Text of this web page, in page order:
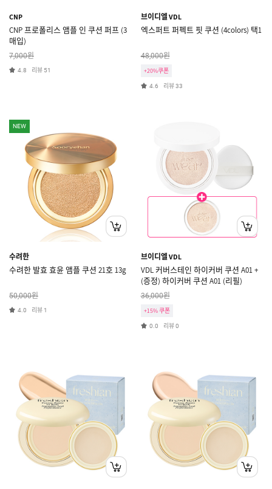
CNP
CNP 프로폴리스 앰플 인 쿠션 퍼프 (3
매입)
7,000원
4.8 리뷰 51
브이디엘 VDL
엑스퍼트 퍼펙트 핏 쿠션 (4colors) 택1
48,000원
+20%쿠폰
4.6 리뷰33
NEW
수려한
수려한 발효 효윤 앰플 쿠션 21호 13g
50,000원
4.0 리뷰 1
브이디엘 VDL
VDL 커버스테인 하이커버 쿠션 A01 +
(증정) 하이커버 쿠션 A01 (리필)
36,000원
+15% 쿠폰
0.0 리뷰0